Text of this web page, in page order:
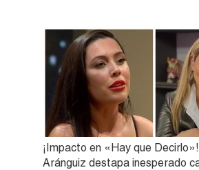
¡Impacto en «Hay que
Aránguiz destapa inesperado